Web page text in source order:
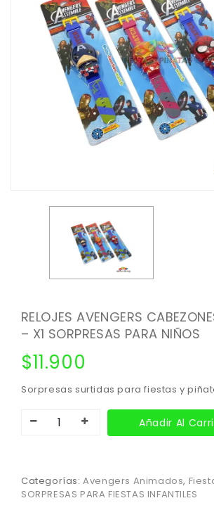
RELOJES AVENGERS
– X1 SORPRESAS PARA NIÑOS
$11.900
Sorpresas surtidas para fiestas y
Añadir Al
Categorías:Avengers Animados,
SORPRESAS PARA FIESTAS INFANTILES